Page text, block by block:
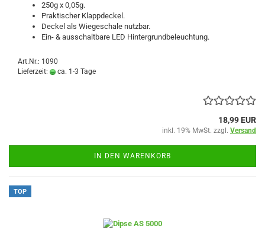
250g x 0,05g.
Praktischer Klappdeckel.
Deckel als Wiegeschale nutzbar.
Ein- & ausschaltbare LED Hintergrundbeleuchtung.
Art.Nr.: 1090
Lieferzeit:
ca. 1-3 Tage
18,99 EUR
inkl. 19% MwSt. zzgl. Versand
IN DEN WARENKORB
TOP